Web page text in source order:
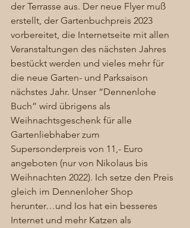
der Terrasse aus. Der neue Flyer muß
erstellt, der Gartenbuchpreis 2023
vorbereitet, die Internetseite mit allen
Veranstaltungen des nächsten Jahres
bestückt werden und vieles mehr für
die neue Garten- und Parksaison
nächstes Jahr. Unser “Dennenlohe
Buch” wird übrigens als
Weihnachtsgeschenk für alle
Gartenliebhaber zum
Supersonderpreis von 11,- Euro
angeboten (nur von Nikolaus bis
Weihnachten 2022). Ich setze den Preis
gleich im Dennenloher Shop
herunter…und Ios hat ein besseres
Internet und mehr Katzen als